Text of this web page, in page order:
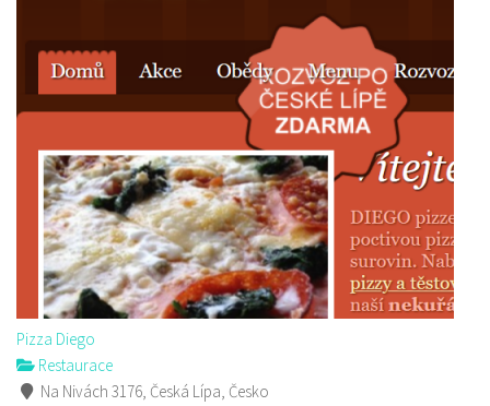
Pizza Diego
Restaurace
Na Nivách 3176, Česká Lípa, Česko